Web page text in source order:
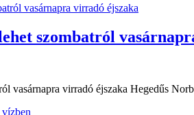
szombatról
vasárnapra virradó éjszaka Hegedűs